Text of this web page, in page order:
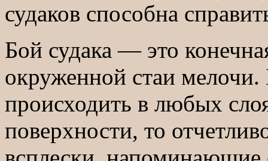
судаков способна
Бой судака — это
окруженной стаи
происходить в любых
поверхности, то